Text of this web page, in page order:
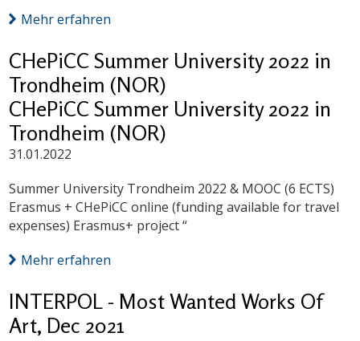
Mehr erfahren
CHePiCC Summer University 2022 in
Trondheim (NOR)
CHePiCC Summer University 2022 in
Trondheim (NOR)
31.01.2022
Summer University Trondheim 2022 & MOOC (6 ECTS)
Erasmus + CHePiCC online (funding available for travel
expenses) Erasmus+ project “
Mehr erfahren
INTERPOL - Most Wanted Works Of
Art, Dec 2021